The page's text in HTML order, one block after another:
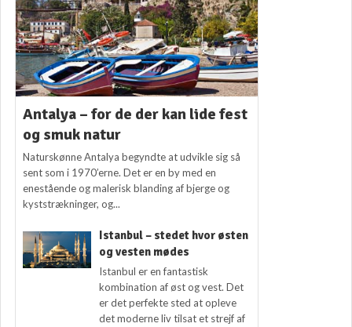
Antalya – for de der kan lide fest
og smuk natur
Naturskønne Antalya begyndte at udvikle sig så
sent som i 1970’erne. Det er en by med en
enestående og malerisk blanding af bjerge og
kyststrækninger, og...
Istanbul – stedet hvor østen
og vesten mødes
Istanbul er en fantastisk
kombination af øst og vest. Det
er det perfekte sted at opleve
det moderne liv tilsat et strejf af